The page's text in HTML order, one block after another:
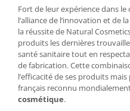
Fort de leur expérience dans
l’alliance de l’innovation et de
la réussite de Natural
produits les dernières
santé sanitaire tout en
de fabrication. Cette
l’efficacité de ses produits
français reconnu
cosmétique.